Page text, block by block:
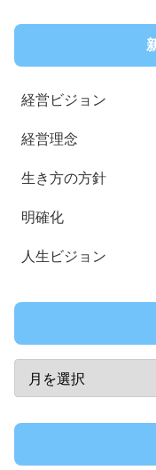
経営ビジョン
経営理念
生き方の方針
明確化
人生ビジョン